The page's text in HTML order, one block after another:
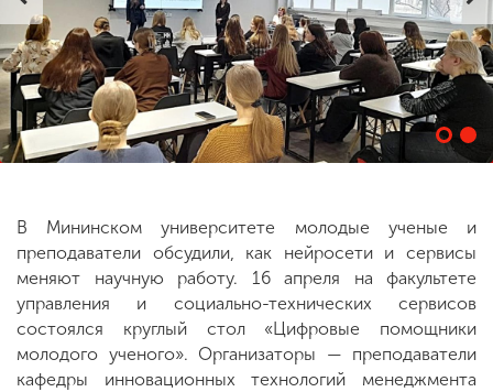
ENG SPN CHI
+7 (831) 262-26-20
В Мининском университете молодые ученые и
преподаватели обсудили, как нейросети и сервисы
меняют научную работу. 16 апреля на факультете
управления и социально-технических сервисов
состоялся круглый стол «Цифровые помощники
молодого ученого». Организаторы — преподаватели
кафедры инновационных технологий менеджмента